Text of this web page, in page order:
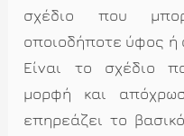
σχέδιο που
οποιοδήποτε ύφος ή
Είναι το σχέδιο
μορφή και
επηρεάζει το